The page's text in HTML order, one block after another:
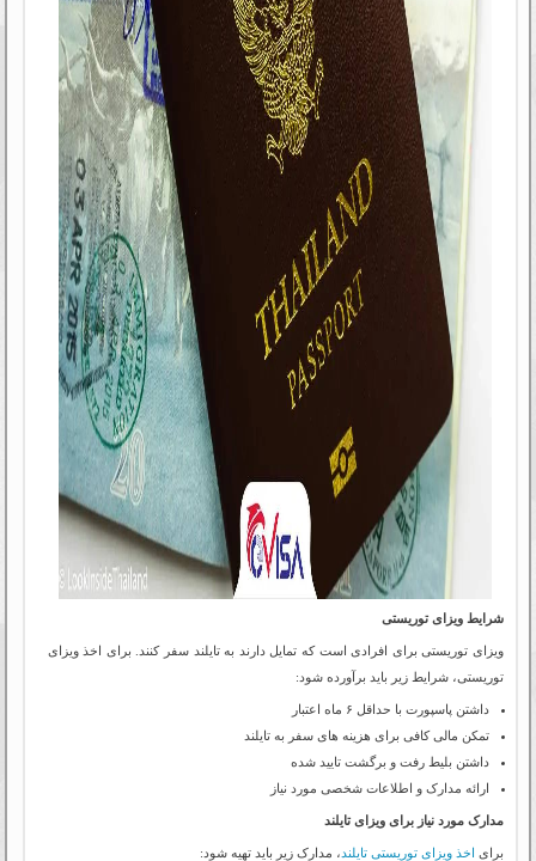
شرایط ویزای توریستی
ویزای توریستی برای افرادی است که تمایل دارند به تایلند سفر کنند. برای اخذ ویزای
توریستی، شرایط زیر باید برآورده شود:
داشتن پاسپورت با حداقل ۶ ماه اعتبار
تمکن مالی کافی برای هزینه های سفر به تایلند
داشتن بلیط رفت و برگشت تایید شده
ارائه مدارک و اطلاعات شخصی مورد نیاز
مدارک مورد نیاز برای ویزای تایلند
برای اخذ ویزای توریستی تایلند ، مدارک زیر باید تهیه شود: